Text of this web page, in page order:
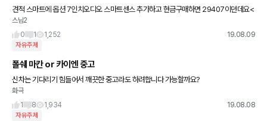
견적 스마트에 옵션 7인치오디오 스마트센스 추가하고 현금구매하면 29407이던데요<
br><br>여기서취등록세감면이추가로들어가나요?<br><br>그럼 280
스님2
0
1 1,252 19.08.09
자유주제
폴쉐 마칸 or 카이엔 중고
신차는 기다리기 힘들어서 깨끗한 중고라도 하려합니다 가능할까요?
화극
1
8 1,934 19.08.08
자유주제